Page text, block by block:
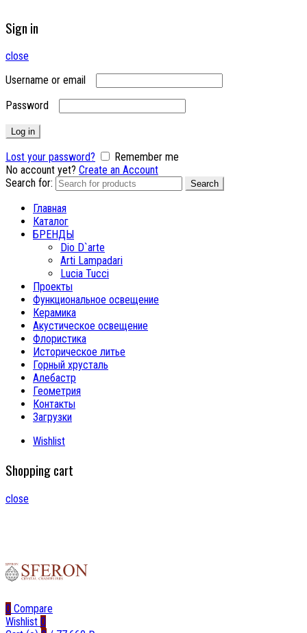
Sign in
close
Username or email
Password
Log in
Lost your password?
Remember me
No account yet? Create an Account
Search for:
Search
Главная
Каталог
БРЕНДЫ
Dio D`arte
Arti Lampadari
Lucia Tucci
Проекты
Функциональное освещение
Керамика
Акустическое освещение
Флористика
Историческое литье
Горный хрусталь
Алебастр
Геометрия
Контакты
Загрузки
Wishlist
Shopping cart
close
0 Compare
Wishlist 0